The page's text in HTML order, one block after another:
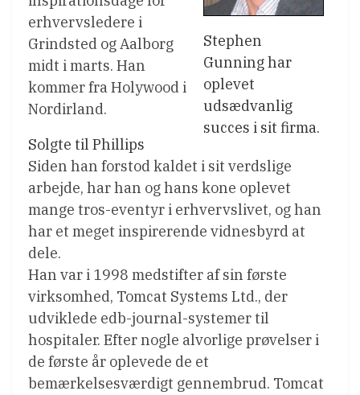
Stephen
Gunning har
oplevet
udsædvanlig
succes i sit firma.
erhvervsledere i
Grindsted og Aalborg
midt i marts. Han
kommer fra Holywood i
Nordirland.
Solgte til Phillips
Siden han forstod kaldet i sit verdslige
arbejde, har han og hans kone oplevet
mange tros-eventyr i erhvervslivet, og han
har et meget inspirerende vidnesbyrd at
dele.
Han var i 1998 medstifter af sin første
virksomhed, Tomcat Systems Ltd., der
udviklede edb-journal-systemer til
hospitaler. Efter nogle alvorlige prøvelser i
de første år oplevede de et
bemærkelsesværdigt gennembrud. Tomcat